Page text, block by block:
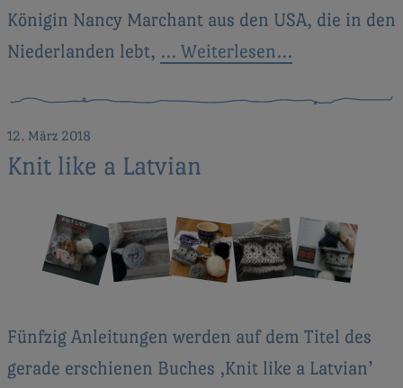
Königin Nancy Marchant aus den USA, die in den
Niederlanden lebt, … Weiterlesen…
12. März 2018
Knit like a Latvian
Fünfzig Anleitungen werden auf dem Titel des
gerade erschienen Buches ‚Knit like a Latvian’